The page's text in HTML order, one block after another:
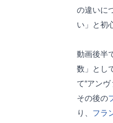
の違いに
い」と初
動画後半
数」とし
て“アン
その後の
り、 フラ